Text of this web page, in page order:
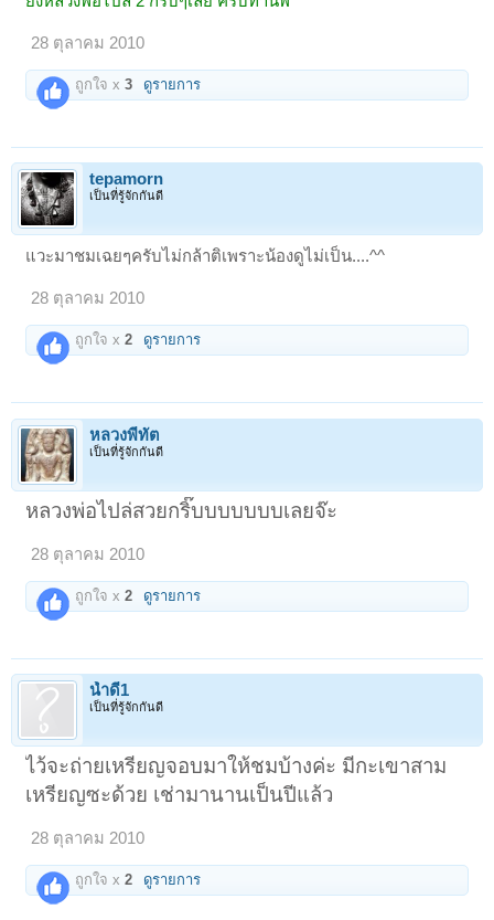
28 ตุลาคม 2010
ถูกใจ x3 ดูรายการ
tepamorn
เป็นที่รู้จักกันดี
แวะมาชมเฉยๆครับไม่กล้าติเพราะน้องดูไม่เป็น....^^
28 ตุลาคม 2010
ถูกใจ x2 ดูรายการ
หลวงพี่ทัต
เป็นที่รู้จักกันดี
หลวงพ่อไปล่สวยกริ๊บบบบบบบเลยจ๊ะ
28 ตุลาคม 2010
ถูกใจ x2 ดูรายการ
น้ำดี1
เป็นที่รู้จักกันดี
ไว้จะถ่ายเหรียญจอบมาให้ชมบ้างค่ะ มีกะเขาสาม
เหรียญซะด้วย เช่ามานานเป็นปีแล้ว
28 ตุลาคม 2010
ถูกใจ x2 ดูรายการ